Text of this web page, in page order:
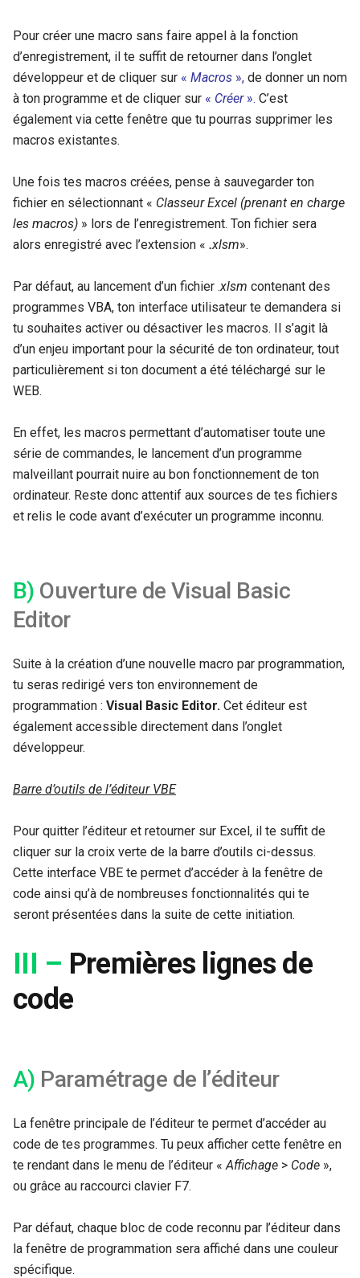
Pour créer une macro sans faire appel à la fonction
d’enregistrement, il te suffit de retourner dans l’onglet
développeur et de cliquer sur « Macros », de donner un nom
à ton programme et de cliquer sur « Créer». C’est
également via cette fenêtre que tu pourras supprimer les
macros existantes.
Une fois tes macros créées, pense à sauvegarder ton
fichier en sélectionnant « Classeur Excel (prenant en charge
les macros) » lors de l’enregistrement. Ton fichier sera
alors enregistré avec l’extension « .xlsm».
Par défaut, au lancement d’un fichier .xlsm contenant des
programmes VBA, ton interface utilisateur te demandera si
tu souhaites activer ou désactiver les macros. Il s’agit là
d’un enjeu important pour la sécurité de ton ordinateur, tout
particulièrement si ton document a été téléchargé sur le
WEB.
En effet, les macros permettant d’automatiser toute une
série de commandes, le lancement d’un programme
malveillant pourrait nuire au bon fonctionnement de ton
ordinateur. Reste donc attentif aux sources de tes fichiers
et relis le code avant d’exécuter un programme inconnu.
B) Ouverture de Visual Basic
Editor
Suite à la création d’une nouvelle macro par programmation,
tu seras redirigé vers ton environnement de
programmation : Visual Basic Editor. Cet éditeur est
également accessible directement dans l’onglet
développeur.
Barre d’outils de l’éditeur VBE
Pour quitter l’éditeur et retourner sur Excel, il te suffit de
cliquer sur la croix verte de la barre d’outils ci-dessus.
Cette interface VBE te permet d’accéder à la fenêtre de
code ainsi qu’à de nombreuses fonctionnalités qui te
seront présentées dans la suite de cette initiation.
III – Premières lignes de
code
A) Paramétrage de l’éditeur
La fenêtre principale de l’éditeur te permet d’accéder au
code de tes programmes. Tu peux afficher cette fenêtre en
te rendant dans le menu de l’éditeur « Affichage > Code »,
ou grâce au raccourci clavier F7.
Par défaut, chaque bloc de code reconnu par l’éditeur dans
la fenêtre de programmation sera affiché dans une couleur
spécifique.